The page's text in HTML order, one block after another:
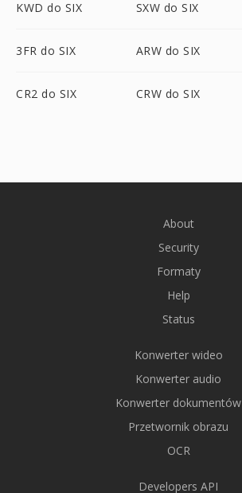
KWD do SIX SXW do SIX
3FR do SIX ARW do SIX
CR2 do SIX CRW do SIX
About
Security
Formaty
Help
Status
Konwerter wideo
Konwerter audio
Konwerter dokumentów
Przetwornik obrazu
OCR
Developers API